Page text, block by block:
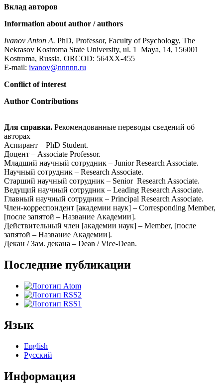
Вклад авторов
Information about author / authors
Ivanov Anton A. PhD, Professor, Faculty of Psychology, The
Nekrasov Kostroma State University, ul. 1 Maya, 14, 156001
Kostroma, Russia. ORCOD: 564XX-455
E-mail: ivanov@nnnnn.ru
Conflict of interest
Author Contributions
Для справки. Рекомендованные переводы сведений об
авторах
Аспирант – PhD Student.
Доцент – Associate Professor.
Младший научный сотрудник – Junior Research Associate.
Научный сотрудник – Research Associate.
Старший научный сотрудник – Senior Research Associate.
Ведущий научный сотрудник – Leading Research Associate.
Главный научный сотрудник – Principal Research Associate.
Член-корреспондент [академии наук] – Corresponding Member,
[после запятой – Название Академии].
Действительный член [академии наук] – Member, [после
запятой – Название Академии].
Декан / Зам. декана – Dean / Vice-Dean.
Последние публикации
Язык
English
Русский
Информация